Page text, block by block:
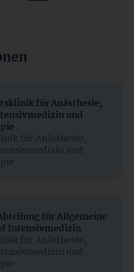
für Anästhesie,
und
für Anästhesie,
und
für Allgemeine
Intensivmedizin
für Anästhesie,
und